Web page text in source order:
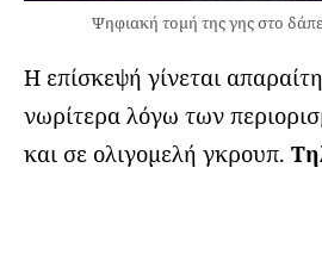
Ψηφιακή τομή της γης στο
Η επίσκεψή γίνεται
νωρίτερα λόγω των
και σε ολιγομελή γκρουπ.